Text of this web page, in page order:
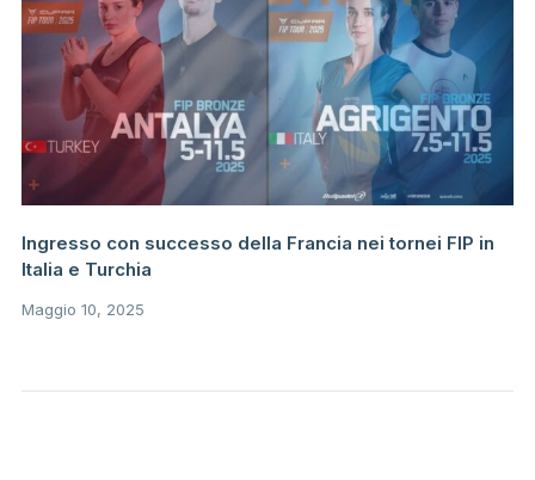
Ingresso con successo della Francia nei tornei FIP in
Italia e Turchia
Maggio 10, 2025